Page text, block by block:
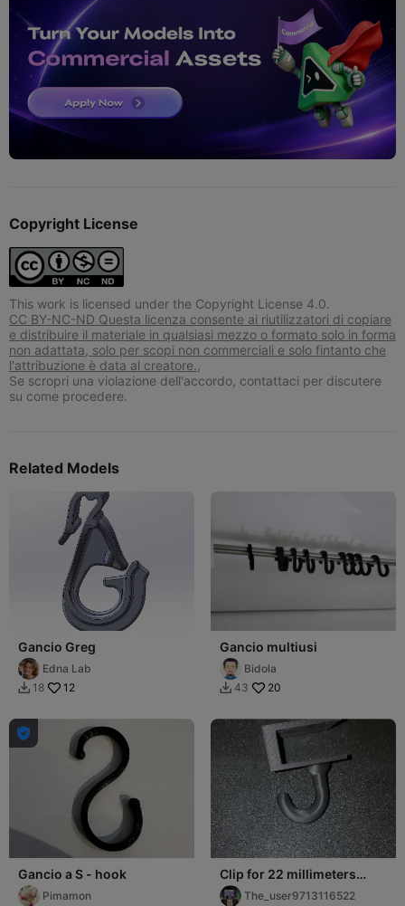
Copyright License
This work is licensed under the Copyright License 4.0.
CC BY-NC-ND Questa licenza consente ai riutilizzatori di copiare
e distribuire il materiale in qualsiasi mezzo o formato solo in forma
non adattata, solo per scopi non commerciali e solo fintanto che
l'attribuzione è data al creatore.,
Se scropri una violazione dell'accordo, contattaci per discutere
su come procedere.
Related Models
Gancio Greg
Edna Lab
 18 12
Gancio multiusi
Bidola
 43 20

Gancio a S - hook
Pimamon
Clip for 22 millimeters
thick board
The_user9713116522